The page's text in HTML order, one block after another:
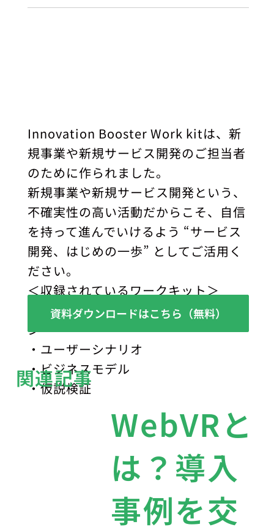
Innovation Booster Work kitは、新
規事業や新規サービス開発のご担当者
のために作られました。
新規事業や新規サービス開発という、
不確実性の高い活動だからこそ、自信
を持って進んでいけるよう “サービス
開発、はじめの一歩” としてご活用く
ださい。
＜収録されているワークキット＞
・解決する課題／顧客／ソリューショ
ン
・ユーザーシナリオ
・ビジネスモデル
・仮説検証
資料ダウンロードはこちら（無料）
関連記事
WebVRと
は？導入
事例を交